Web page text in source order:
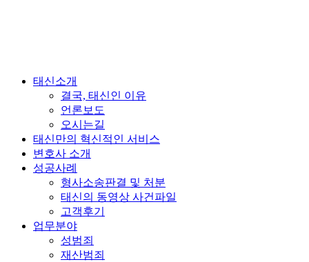
태신소개
결국, 태신인 이유
언론보도
오시는길
태신만의 혁신적인 서비스
변호사 소개
성공사례
형사소송판결 및 처분
태신의 동영상 사건파일
고객후기
업무분야
성범죄
재산범죄